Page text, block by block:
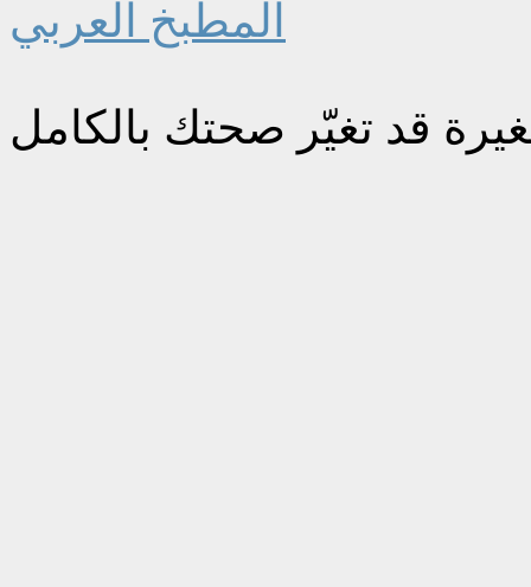
المطبخ العربي
قد تغيّر صحتك بالكامل